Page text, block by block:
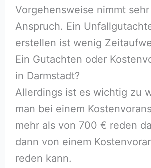
Vorgehensweise nimmt
Anspruch. Ein
erstellen ist wenig
Ein Gutachten oder
in Darmstadt?
Allerdings ist es wichtig zu
man bei einem
mehr als von 700 € reden
dann von einem
reden kann.